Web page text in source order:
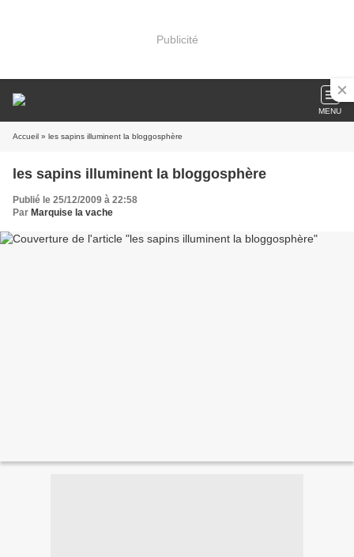
Publicité
MENU
Accueil » les sapins illuminent la bloggosphère
les sapins illuminent la bloggosphère
Publié le 25/12/2009 à 22:58
Par Marquise la vache